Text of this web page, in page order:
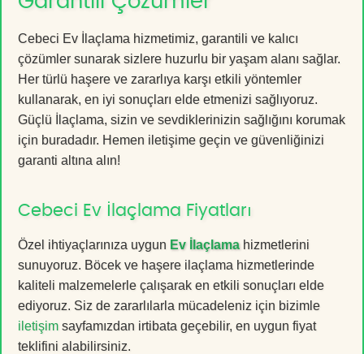
Cebeci Ev İlaçlama hizmetimiz, garantili ve kalıcı
çözümler sunarak sizlere huzurlu bir yaşam alanı sağlar.
Her türlü haşere ve zararlıya karşı etkili yöntemler
kullanarak, en iyi sonuçları elde etmenizi sağlıyoruz.
Güçlü İlaçlama, sizin ve sevdiklerinizin sağlığını korumak
için buradadır. Hemen iletişime geçin ve güvenliğinizi
garanti altına alın!
Cebeci Ev İlaçlama Fiyatları
Özel ihtiyaçlarınıza uygun Ev İlaçlamahizmetlerini
sunuyoruz. Böcek ve haşere ilaçlama hizmetlerinde
kaliteli malzemelerle çalışarak en etkili sonuçları elde
ediyoruz. Siz de zararlılarla mücadeleniz için bizimle
iletişim sayfamızdan irtibata geçebilir, en uygun fiyat
teklifini alabilirsiniz.